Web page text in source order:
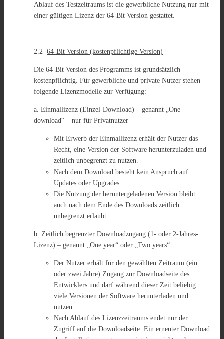
Ablauf des Testzeitraums ist die gewerbliche Nutzung nur mit
einer gültigen Lizenz der 64-Bit Version gestattet.
2.2 64-Bit Version (kostenpflichtige Version)
Die 64-Bit Version des Programms ist grundsätzlich
kostenpflichtig. Für gewerbliche und private Nutzer stehen
folgende Lizenzmodelle zur Verfügung:
a. Einmallizenz (Einzel-Download) – genannt „One
download“ – nur für Privatnutzer
Mit Erwerb der Einmallizenz erhält der Nutzer das
Recht, eine Version der Software herunterzuladen und
zeitlich unbegrenzt zu nutzen.
Nach dem Download besteht kein Anspruch auf
Updates oder Upgrades.
Die Nutzung der heruntergeladenen Version bleibt
auch nach dem Ende des Downloads zeitlich
unbegrenzt erlaubt.
b. Zeitlich begrenzter Downloadzugang (1- oder 2-Jahres-
Lizenz) – genannt „One year“ oder „Two years“
Der Nutzer erhält für den gewählten Zeitraum (ein
oder zwei Jahre) Zugang zur Downloadseite des
Entwicklers und darf während dieser Zeit beliebig
viele Versionen der Software herunterladen und
nutzen.
Nach Ablauf des Lizenzzeitraums endet nur der
Zugriff auf die Downloadseite. Ein erneuter Download